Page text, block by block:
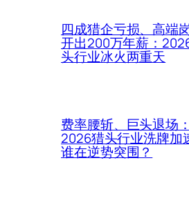
四成猎企亏损、高端
开出200万年薪：
头行业冰火两重天
费率腰斩、巨头退场：
2026猎头行业洗牌加
谁在逆势突围？